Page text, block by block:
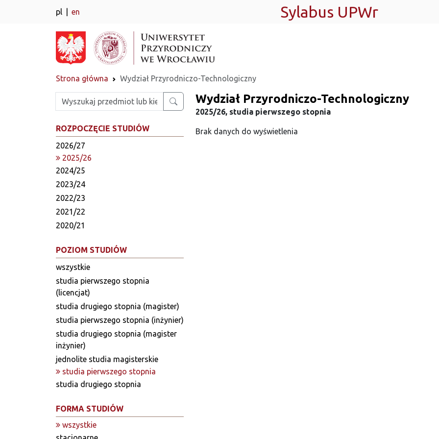
pl en Sylabus UPWr
Strona główna Wydział Przyrodniczo-Technologiczny
Wpisz szukaną frazę
ROZPOCZĘCIE STUDIÓW
2026/27
2025/26
2024/25
2023/24
2022/23
2021/22
2020/21
POZIOM STUDIÓW
wszystkie
studia pierwszego stopnia
(licencjat)
studia drugiego stopnia (magister)
studia pierwszego stopnia (inżynier)
studia drugiego stopnia (magister
inżynier)
jednolite studia magisterskie
studia pierwszego stopnia
studia drugiego stopnia
FORMA STUDIÓW
wszystkie
Wydział Przyrodniczo-Technologiczny
2025/26, studia pierwszego stopnia
Brak danych do wyświetlenia